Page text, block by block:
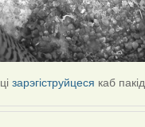
цізарэгіструйцеся каб